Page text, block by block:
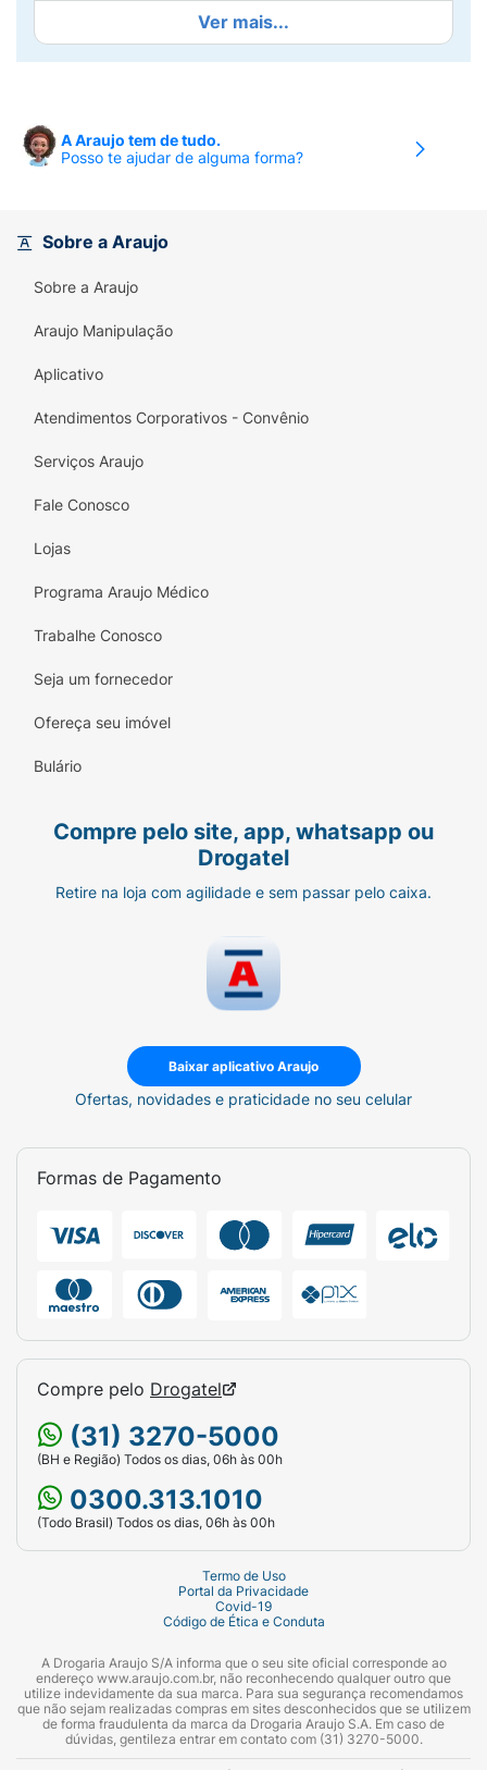
saborear sem preocupações.
Perfeitos para acompanhar aquele filme em
o dia, os Plincão Chips são a opção ideal que
une praticidade e um sabor irresistível.
Ingredientes:
Semolina de milho, gordura vegetal, sal,
aromatizante, corante extrato de urucum.
Ver mais...
A Araujo tem de tudo.
Posso te ajudar de alguma forma?
Sobre a Araujo
Sobre a Araujo
Araujo Manipulação
Aplicativo
Atendimentos Corporativos - Convênio
Serviços Araujo
Fale Conosco
Lojas
Programa Araujo Médico
Trabalhe Conosco
Seja um fornecedor
Ofereça seu imóvel
Bulário
Compre pelo site, app, whatsapp ou
Drogatel
Retire na loja com agilidade e sem passar pelo caixa.
Baixar aplicativo Araujo
Ofertas, novidades e praticidade no seu celular
Formas de Pagamento
Compre pelo Drogatel
(31) 3270-5000
(BH e Região) Todos os dias, 06h às 00h
0300.313.1010
(Todo Brasil) Todos os dias, 06h às 00h
Termo de Uso
Portal da Privacidade
Covid-19
Código de Ética e Conduta
A Drogaria Araujo S/A informa que o seu site oficial corresponde ao
endereço www.araujo.com.br, não reconhecendo qualquer outro que
utilize indevidamente da sua marca. Para sua segurança recomendamos
que não sejam realizadas compras em sites desconhecidos que se utilizem
de forma fraudulenta da marca da Drogaria Araujo S.A. Em caso de
dúvidas, gentileza entrar em contato com (31) 3270-5000.